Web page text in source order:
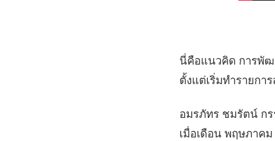
นี่คือแนวคิด การพัฒ
ตั้งแต่เริ่มทำรายกา
อมรภัทร ชมรัตน์ กร
เมื่อเดือน พฤษภาคม